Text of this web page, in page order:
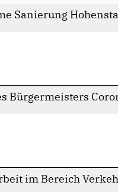
Sanierung
Bürgermeisters
im Bereich